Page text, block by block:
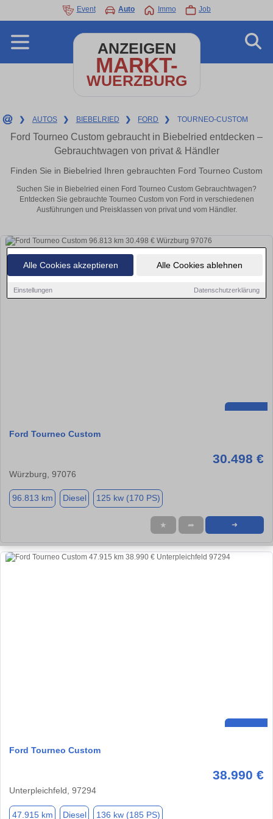
Alle Cookies akzeptieren Alle Cookies ablehnen
Einstellungen Datenschutzerklärung
Event Auto Immo Job
ANZEIGEN
MARKT-
WUERZBURG
❯ AUTOS ❯ BIEBELRIED ❯ FORD ❯ TOURNEO-CUSTOM
Ford Tourneo Custom gebraucht in Biebelried entdecken –
Gebrauchtwagen von privat & Händler
Finden Sie in Biebelried Ihren gebrauchten Ford Tourneo Custom
Suchen Sie in Biebelried einen Ford Tourneo Custom Gebrauchtwagen?
Entdecken Sie gebrauchte Tourneo Custom von Ford in verschiedenen
Ausführungen und Preisklassen von privat und vom Händler.
Ford Tourneo Custom
30.498 €
Würzburg, 97076
96.813 km Diesel 125 kw (170 PS)
★ ➦ ➜
Ford Tourneo Custom
38.990 €
Unterpleichfeld, 97294
47.915 km Diesel 136 kw (185 PS)